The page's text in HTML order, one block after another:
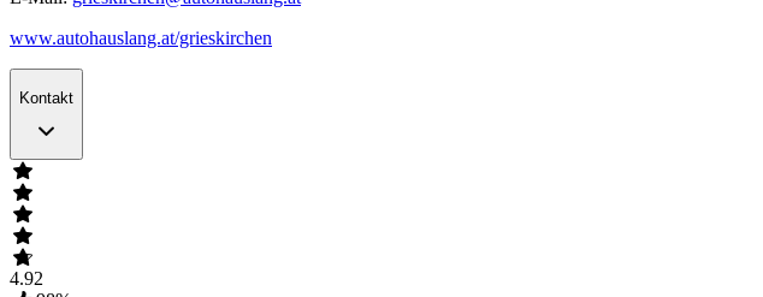
www.autohauslang.at/grieskirchen
Kontakt
4.92